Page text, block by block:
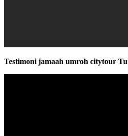
Testimoni jamaah umroh citytour